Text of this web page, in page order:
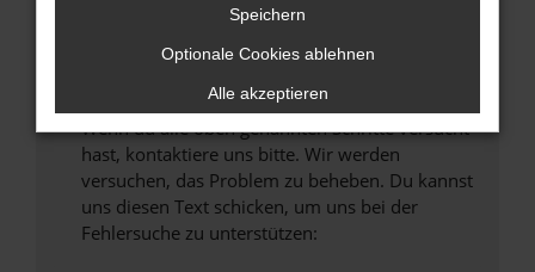
Sicherheitsrisiko, sondern kann auch dazu
unterstützt werden.
Wende dich an den Webseitenbetreiber.
Wenn du alle oben genannten Schritte versucht
hast, kontaktiere uns bitte. Wir werden
versuchen, das Problem zu beheben. Du kannst
uns diesen Text schicken, um uns bei der
Fehlersuche zu unterstützen:
Speichern
Optionale Cookies ablehnen
Alle akzeptieren